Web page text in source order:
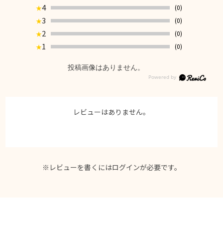
★4
(0)
★3
(0)
★2
(0)
★1 (0)
投稿画像はありません。
レビューはありません。
※レビューを書くにはログインが必要です。